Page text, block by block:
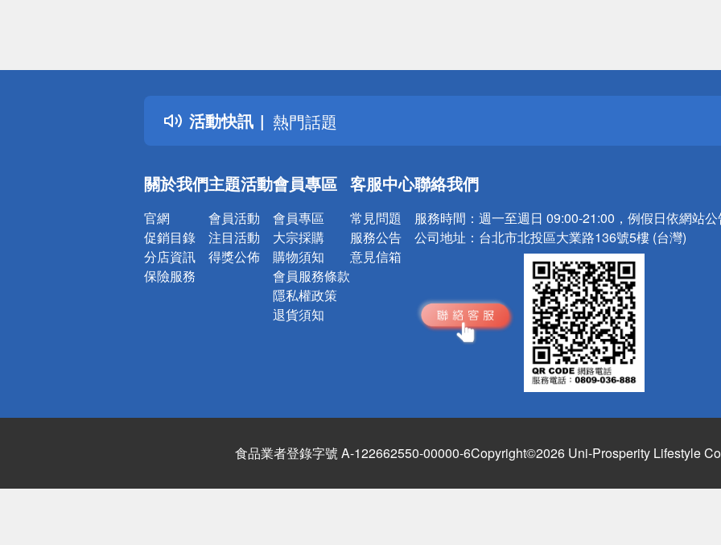
活動快訊
詐騙網頁！請小心！
得獎公告
熱門話題
銀行優惠
詐騙網頁！請小心！
關於我們
官網
促銷目錄
分店資訊
保險服務
主題活動
會員活動
注目活動
得獎公佈
會員專區
會員專區
大宗採購
購物須知
會員服務條款
隱私權政策
退貨須知
客服中心
常見問題
服務公告
意見信箱
聯絡我們
服務時間： 週一至週日 09:00-21:00，例假日依網站
公司地址： 台北市北投區大業路136號5樓 (台灣)
食品業者登錄字號 A-122662550-00000-6Copyright©2026 Uni-Prosperity Lifestyle